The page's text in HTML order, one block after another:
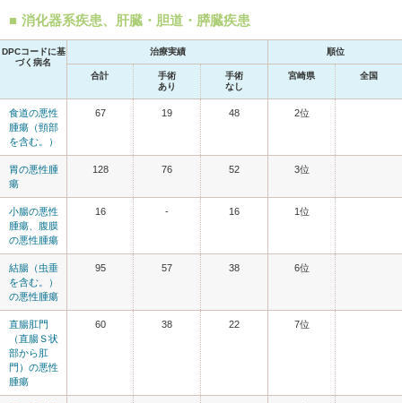
消化器系疾患、肝臓・胆道・膵臓疾患
DPCコードに基
づく病名
治療実績 順位
合計
手術
あり
手術
なし
宮崎県 全国
食道の悪性
腫瘍（頸部
を含む。）
67 19 48 2位
胃の悪性腫
瘍
128 76 52 3位
小腸の悪性
腫瘍、腹膜
の悪性腫瘍
16 - 16 1位
結腸（虫垂
を含む。）
の悪性腫瘍
95 57 38 6位
直腸肛門
（直腸Ｓ状
部から肛
門）の悪性
腫瘍
60 38 22 7位